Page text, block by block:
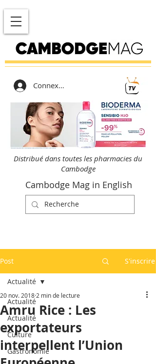
Connexion
Distribué dans toutes les pharmacies du
Cambodge
Cambodge Mag in English
Post S'inscrire
Actualité
Actualité
Culture
Gastronomie
Actualité
Amru Rice : Les
exportateurs
interpellent l’Union
20 nov. 2018 2 min de lecture